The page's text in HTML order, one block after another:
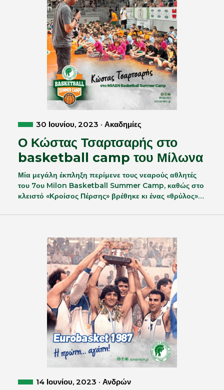
30 Ιουνίου, 2023 · Ακαδημίες
Ο Κώστας Τσαρτσαρής στο
basketball camp του Μίλωνα
Μία μεγάλη έκπληξη περίμενε τους νεαρούς αθλητές
του 7ου Milon Basketball Summer Camp, καθώς στο
κλειστό «Κροίσος Πέρσης» βρέθηκε κι ένας «θρύλος»…
14 Ιουνίου, 2023 · Ανδρών